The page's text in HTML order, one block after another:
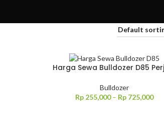
Harga Sewa Bulldozer D85
Bulldozer
Rp 255,000– Rp 725,000